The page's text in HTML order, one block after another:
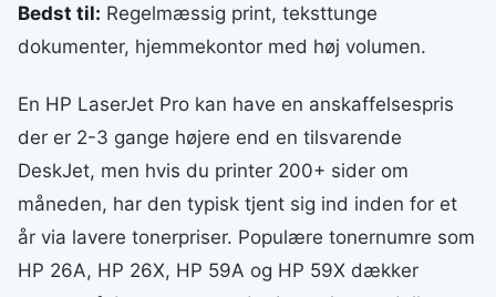
Bedst til: Regelmæssig print, teksttunge
dokumenter, hjemmekontor med høj volumen.
En HP LaserJet Pro kan have en anskaffelsespris
der er 2-3 gange højere end en tilsvarende
DeskJet, men hvis du printer 200+ sider om
måneden, har den typisk tjent sig ind inden for et
år via lavere tonerpriser. Populære tonernumre som
HP 26A, HP 26X, HP 59A og HP 59X dækker